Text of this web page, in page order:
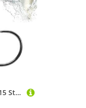
Bkljkf Swimbait Jigkopf | 15 Stück Angelhaken Süßwasser - Bleibeschwerte Anti-Rutsch Köderhaken für Hochseeangeln Zander Barsch Wels